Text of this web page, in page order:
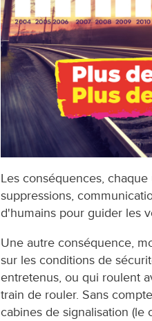
Les conséquences,
suppressions,
d'humains pour guider les
Une autre conséquence,
sur les conditions de
entretenus, ou qui roulent
train de rouler. Sans
cabines de signalisation